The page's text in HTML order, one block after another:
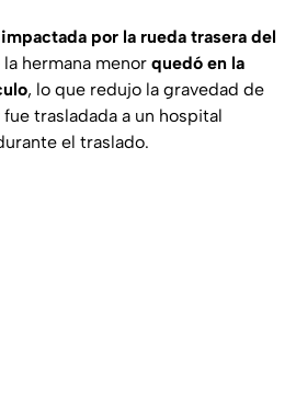
por la rueda trasera del
hermana menor quedó en la
, lo que redujo la gravedad de
trasladada a un hospital
el traslado.